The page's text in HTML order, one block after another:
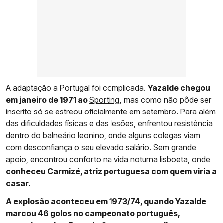
A adaptação a Portugal foi complicada. Yazalde chegou
em janeiro de 1971 aoSporting, mas como não pôde ser
inscrito só se estreou oficialmente em setembro. Para além
das dificuldades físicas e das lesões, enfrentou resistência
dentro do balneário leonino, onde alguns colegas viam
com desconfiança o seu elevado salário. Sem grande
apoio, encontrou conforto na vida noturna lisboeta, onde
conheceu Carmizé, atriz portuguesa com quem viria a
casar.
A explosão aconteceu em 1973/74, quando Yazalde
marcou 46 golos no campeonato português,